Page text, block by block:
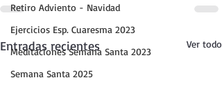
Retiro Adviento - Navidad
Ejercicios Esp. Cuaresma 2023
Meditaciones Semana Santa 2023
Semana Santa 2025
Entradas recientes Ver todo